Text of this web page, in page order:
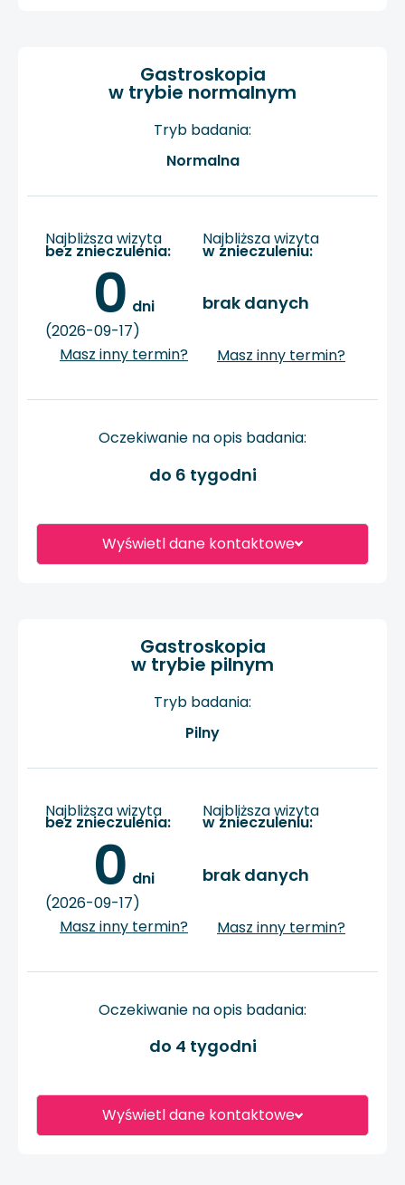
Wyświetl dane kontaktowe
Gastroskopia
w trybie normalnym
Tryb badania:
Normalna
Najbliższa wizyta
bez znieczulenia:
0 dni
(2026-09-17)
Masz inny termin?
Najbliższa wizyta
w znieczuleniu:
brak danych
Masz inny termin?
Oczekiwanie na opis badania:
do 6 tygodni
Wyświetl dane kontaktowe
Gastroskopia
w trybie pilnym
Tryb badania:
Pilny
Najbliższa wizyta
bez znieczulenia:
0 dni
(2026-09-17)
Masz inny termin?
Najbliższa wizyta
w znieczuleniu:
brak danych
Masz inny termin?
Oczekiwanie na opis badania:
do 4 tygodni